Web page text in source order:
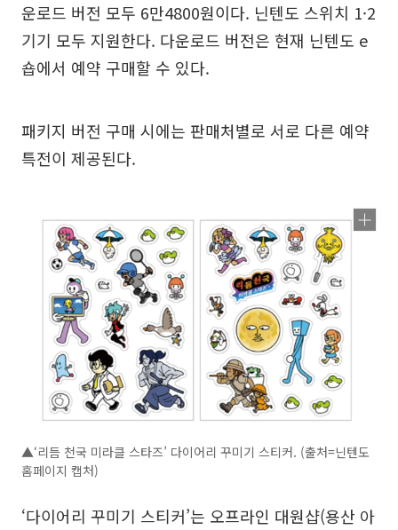
운로드 버전 모두 6만4800원이다. 닌텐도 스위치 1·2
기기 모두 지원한다. 다운로드 버전은 현재 닌텐도 e
숍에서 예약 구매할 수 있다.
패키지 버전 구매 시에는 판매처별로 서로 다른 예약
특전이 제공된다.
▲‘리듬 천국 미라클 스타즈’ 다이어리 꾸미기 스티커. (출처=닌텐도
홈페이지 캡처)
‘다이어리 꾸미기 스티커’는 오프라인 대원샵(용산 아